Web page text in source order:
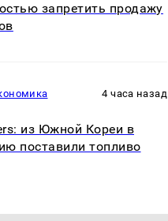
запретить продажу
4 часа назад
из Южной Кореи в
поставили топливо